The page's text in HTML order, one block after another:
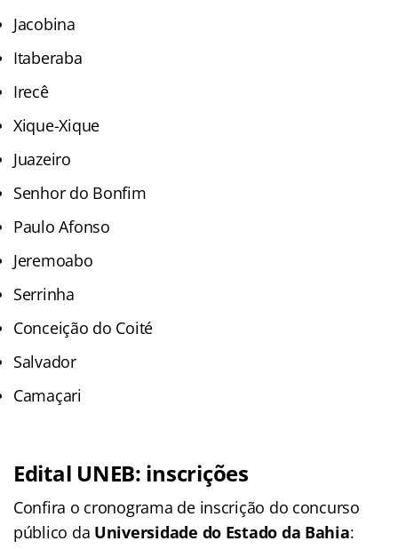
Jacobina
Itaberaba
Irecê
Xique-Xique
Juazeiro
Senhor do Bonfim
Paulo Afonso
Jeremoabo
Serrinha
Conceição do Coité
Salvador
Camaçari
Edital UNEB: inscrições
Confira o cronograma de inscrição do concurso
público da Universidade do Estado da Bahia: